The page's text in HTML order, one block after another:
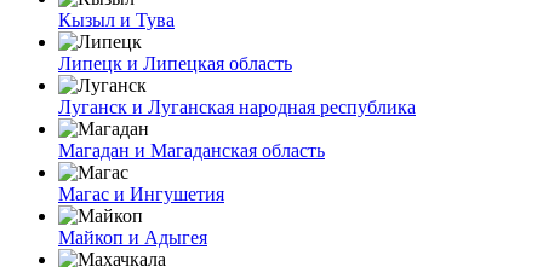
Кызыл и Тува
Липецк и Липецкая область
Луганск и Луганская народная республика
Магадан и Магаданская область
Магас и Ингушетия
Майкоп и Адыгея